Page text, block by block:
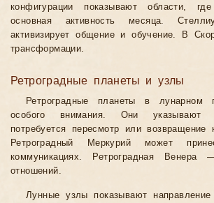
конфигурации показывают области, где
основная активность месяца.
активизирует общение и обучение. В
трансформации.
Ретроградные планеты и узлы
Ретроградные планеты в лунарном
особого внимания. Они
потребуется пересмотр или
Ретроградный Меркурий может
коммуникациях. Ретроградная Венера
отношений.
Лунные узлы показывают